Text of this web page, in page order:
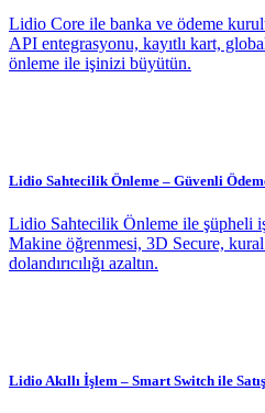
Lidio Core ile banka ve ödeme
API entegrasyonu, kayıtlı kart,
önleme ile işinizi büyütün.
Lidio Sahtecilik Önleme – Güvenli
Lidio Sahtecilik Önleme ile şüpheli
Makine öğrenmesi, 3D Secure,
dolandırıcılığı azaltın.
Lidio Akıllı İşlem – Smart Switch ile Satış